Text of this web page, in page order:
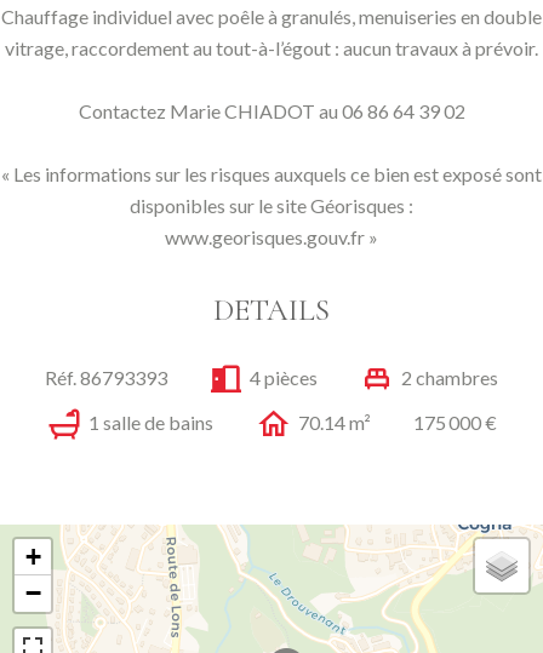
Chauffage individuel avec poêle à granulés, menuiseries en double
vitrage, raccordement au tout-à-l’égout : aucun travaux à prévoir.
Contactez Marie CHIADOT au 06 86 64 39 02
« Les informations sur les risques auxquels ce bien est exposé sont
disponibles sur le site Géorisques :
www.georisques.gouv.fr »
DETAILS
Réf. 86793393 4 pièces
2 chambres
1 salle de bains
70.14 m² 175 000 €
+
−